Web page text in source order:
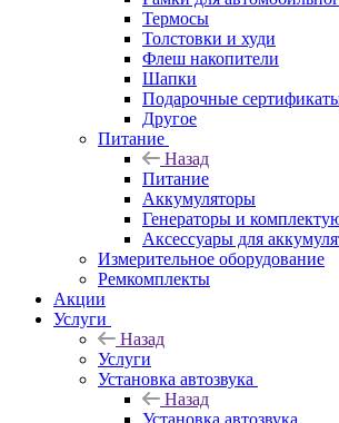
Термосы
Толстовки и худи
Флеш накопители
Шапки
Подарочные
Другое
Питание
Назад
Питание
Аккумуляторы
Генераторы и
Аксессуары для
Измерительное оборудование
Ремкомплекты
Акции
Услуги
Назад
Услуги
Установка автозвука
Назад
Установка автозвука